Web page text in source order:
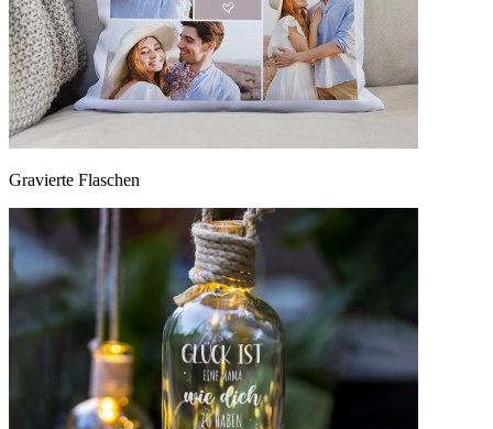
Gravierte Flaschen